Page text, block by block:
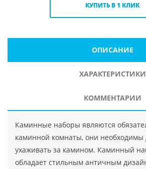
КУПИТЬ В 1 КЛИК
ОПИСАНИЕ
ХАРАКТЕРИСТИКИ
КОММЕНТАРИИ
Каминные наборы являются
каминной комнаты, они необходимы
ухаживать за камином. Каминный
обладает стильным античным